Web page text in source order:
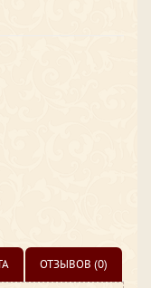
ОТЗЫВОВ (0)